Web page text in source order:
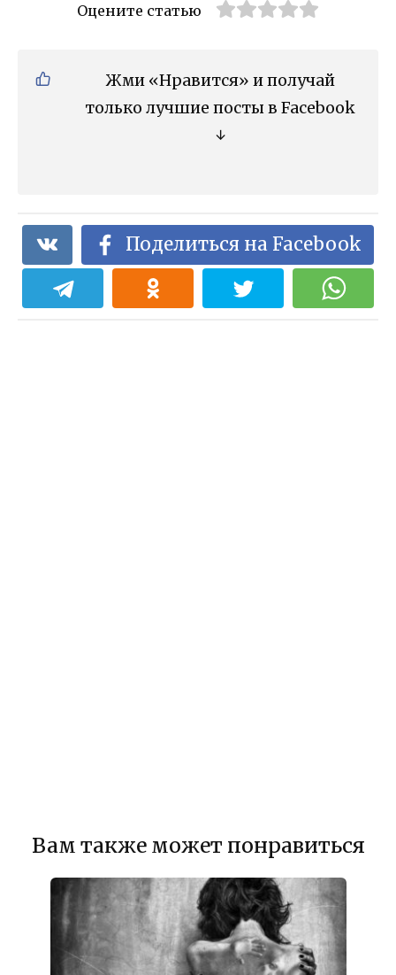
Оцените статью
Жми «Нравится» и получай
только лучшие посты в Facebook
↓
Поделиться на Facebook
Вам также может понравиться